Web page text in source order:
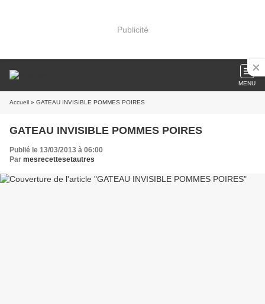
Publicité
MENU
Accueil » GATEAU INVISIBLE POMMES POIRES
GATEAU INVISIBLE POMMES POIRES
Publié le 13/03/2013 à 06:00
Par mesrecettesetautres